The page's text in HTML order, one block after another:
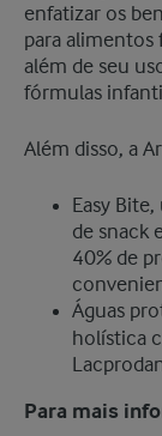
enfatizar os
para alimentos
além de seu
fórmulas
Além disso, a
Easy
de snack
40% de
Águas
holística
Para mais